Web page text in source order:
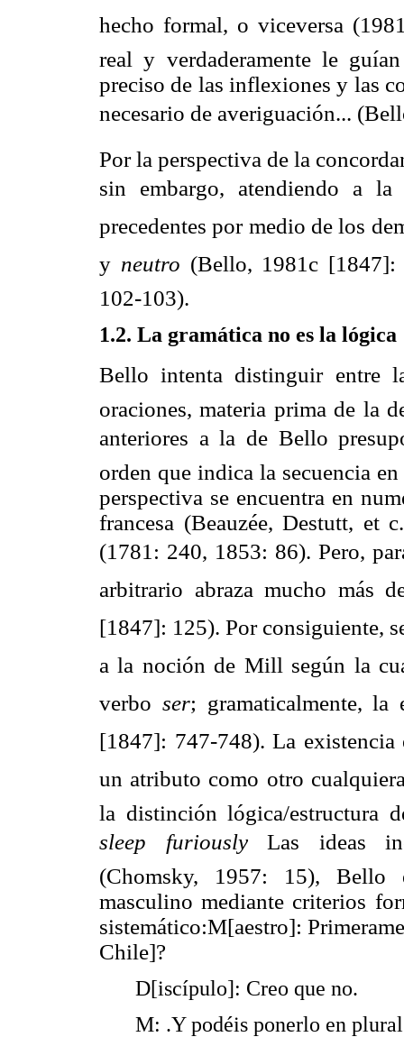
hecho formal, o viceversa
real y verdaderamente le
preciso de las inflexiones y las
necesario de averiguación...
Por la perspectiva de la
sin embargo, atendiendo a
precedentes por medio de los
y neutro  (Bello, 1981c
102-103).
1.2. La gramática no es la lógica
Bello intenta distinguir entre
oraciones, materia prima de la
anteriores a la de Bello
orden que indica la secuencia
perspectiva se encuentra en
francesa (Beauzée, Destutt,
(1781: 240, 1853: 86). Pero,
arbitrario abraza mucho más
[1847]: 125). Por consiguiente,
a la noción de Mill según la
verbo ser; gramaticalmente, la
[1847]: 747-748). La
un atributo como otro
la distinción lógica/estructura
sleep furiouslyLas ideas
(Chomsky, 1957: 15), Bello
masculino mediante criterios
sistemático:M[aestro]:
Chile]?
D[iscípulo]: Creo que no.
M: .Y podéis ponerlo en